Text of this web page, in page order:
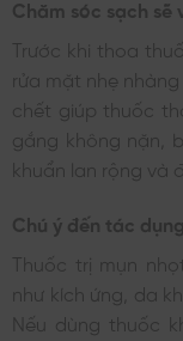
Chăm sóc sạch sẽ
Trước khi thoa
rửa mặt nhẹ
chết giúp thuốc
gắng không nặn,
khuẩn lan rộng và
Chú ý đến tác
Thuốc trị mụn
như kích ứng, da
Nếu dùng thuốc